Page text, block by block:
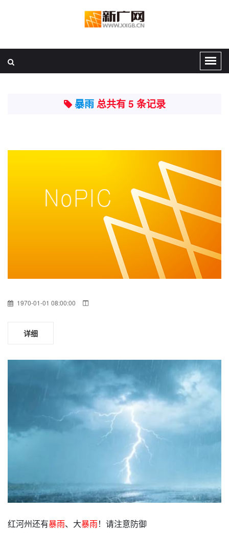
暴雨总共有 5 条记录
1970-01-01 08:00:00
详细
红河州还有暴雨、大暴雨！请注意防御